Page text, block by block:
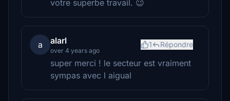
votre superbe travail. 😉
a alarl
over 4 years ago
1 Répondre
super merci ! le secteur est vraiment
sympas avec l aigual